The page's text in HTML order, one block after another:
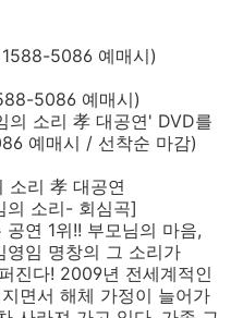
5086 예매시)
5086 예매시)
의 소리 孝 대공연' DVD를
예매시 / 선착순 마감)
소리 孝 대공연
의 소리- 회심곡]
연 1위!! 부모님의 마음,
영임 명창의 그 소리가
진다! 2009년 전세계적인
면서 해체 가정이 늘어가